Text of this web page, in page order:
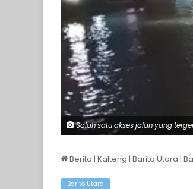
Salah satu akses jalan yang
Berita | Kalteng | Barito Utara |
Barito Utara